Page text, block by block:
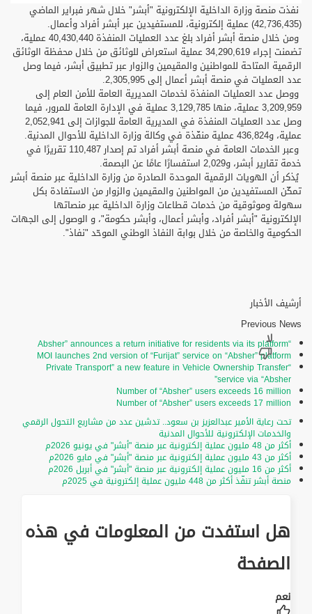
نفذت منصة وزارة الداخلية الإلكترونية "أبشر" خلال شهر فبراير الماضي
(42,736,435) عملية إلكترونية، للمستفيدين عبر أبشر أفراد وأعمال.
ومن خلال منصة أبشر أفراد بلغ عدد العمليات المنفذة 40,430,440 عملية،
تضمنت إجراء 34,290,619 عملية استعراض للوثائق من خلال محفظة الوثائق
الرقمية المتاحة للمواطنين والمقيمين والزوار عبر تطبيق أبشر، فيما وصل
عدد العمليات في منصة أبشر أعمال إلى 2,305,995.
ووصل عدد العمليات المنفذة لخدمات المديرية العامة للأمن العام إلى
3,209,959 عملية، منها 3,129,785 عملية في الإدارة العامة للمرور، فيما
وصل عدد العمليات المنفذة في المديرية العامة للجوازات إلى 2,052,941
عملية، و436,824 عملية منفّذة في وكالة وزارة الداخلية للأحوال المدنية.
وعبر الخدمات العامة في منصة أبشر أفراد تم إصدار 110,487 تقريرًا في
خدمة تقارير أبشر، و2,029 استفسارًا عامًا عن البصمة.
يُذكر أن الهويات الرقمية الموحدة الصادرة من وزارة الداخلية عبر منصة أبشر
تمكّن المستفيدين من المواطنين والمقيمين والزوار من الاستفادة بكل
سهولة وموثوقية من خدمات قطاعات وزارة الداخلية عبر منصاتها
الإلكترونية "أبشر أفراد، وأبشر أعمال، وأبشر حكومة"، و الوصول إلى الجهات
الحكومية والخاصة من خلال بوابة النفاذ الوطني الموحّد "نفاذ".
أرشيف الأخبار
Previous News
“Absher” announces a return initiative for residents via its platform
MOI launches 2nd version of “Furijat” service on “Absher” platform
“Private Transport” a new feature in Vehicle Ownership Transfer
service via “Absher”
Number of “Absher” users exceeds 16 million
Number of “Absher” users exceeds 17 million
تحت رعاية الأمير عبدالعزيز بن سعود.. تدشين عدد من مشاريع التحول الرقمي
والخدمات الإلكترونية للأحوال المدنية
أكثر من 48 مليون عملية إلكترونية عبر منصة "أبشر" في يونيو 2026م
أكثر من 43 مليون عملية إلكترونية عبر منصة "أبشر" في مايو 2026م
أكثر من 16 مليون عملية إلكترونية عبر منصة "أبشر" في أبريل 2026م
منصة أبشر تنفّذ أكثر من 448 مليون عملية إلكترونية في 2025م
هل استفدت من المعلومات في هذه
الصفحة